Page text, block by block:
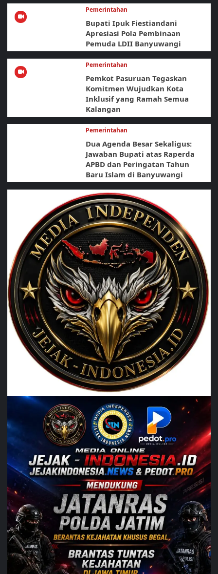
Pemerintahan
Bupati Ipuk Fiestiandani
Apresiasi Pola Pembinaan
Pemuda LDII Banyuwangi
Pemerintahan
Pemkot Pasuruan Tegaskan
Komitmen Wujudkan Kota
Inklusif yang Ramah Semua
Kalangan
Pemerintahan
Dua Agenda Besar Sekaligus:
Jawaban Bupati atas Raperda
APBD dan Peringatan Tahun
Baru Islam di Banyuwangi